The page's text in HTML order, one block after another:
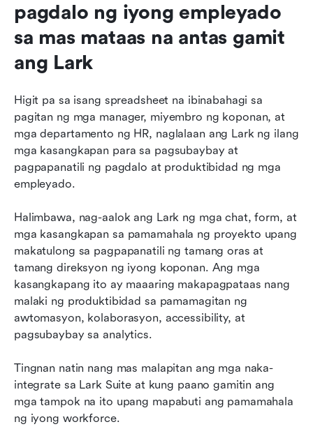
pagdalo ng iyong empleyado
sa mas mataas na antas gamit
ang Lark
Higit pa sa isang spreadsheet na ibinabahagi sa
pagitan ng mga manager, miyembro ng koponan, at
mga departamento ng HR, naglalaan ang Lark ng ilang
mga kasangkapan para sa pagsubaybay at
pagpapanatili ng pagdalo at produktibidad ng mga
empleyado.
Halimbawa, nag-aalok ang Lark ng mga chat, form, at
mga kasangkapan sa pamamahala ng proyekto upang
makatulong sa pagpapanatili ng tamang oras at
tamang direksyon ng iyong koponan. Ang mga
kasangkapang ito ay maaaring makapagpataas nang
malaki ng produktibidad sa pamamagitan ng
awtomasyon, kolaborasyon, accessibility, at
pagsubaybay sa analytics.
Tingnan natin nang mas malapitan ang mga naka-
integrate sa Lark Suite at kung paano gamitin ang
mga tampok na ito upang mapabuti ang pamamahala
ng iyong workforce.